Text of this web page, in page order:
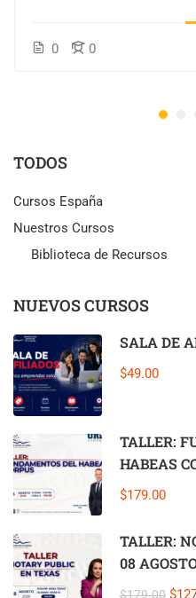
0 0
TODOS
Cursos España
Nuestros Cursos
Biblioteca de Recursos
NUEVOS CURSOS
SALA DE
$49.00
TALLER:
HABEAS
$179.00
TALLER:
08
$179.00